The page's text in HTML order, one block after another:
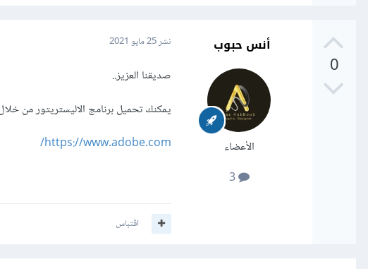
0
أنس حبوب
الأعضاء
3
نشر25 مايو 2021
صديقنا العزيز..
يمكنك تحميل برنامج الاليستريتور من
https://www.adobe.com/
اقتباس